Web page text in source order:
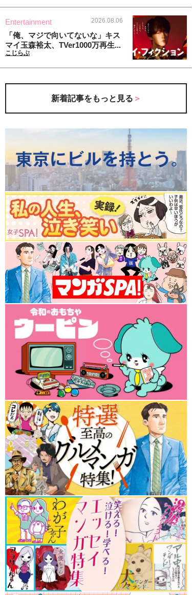
Entertainment 2026.08.06
「俺、マジで向いてないな」キス
マイ玉森裕太、TVer1000万再生...
こじらぶ
新着記事をもっと見る